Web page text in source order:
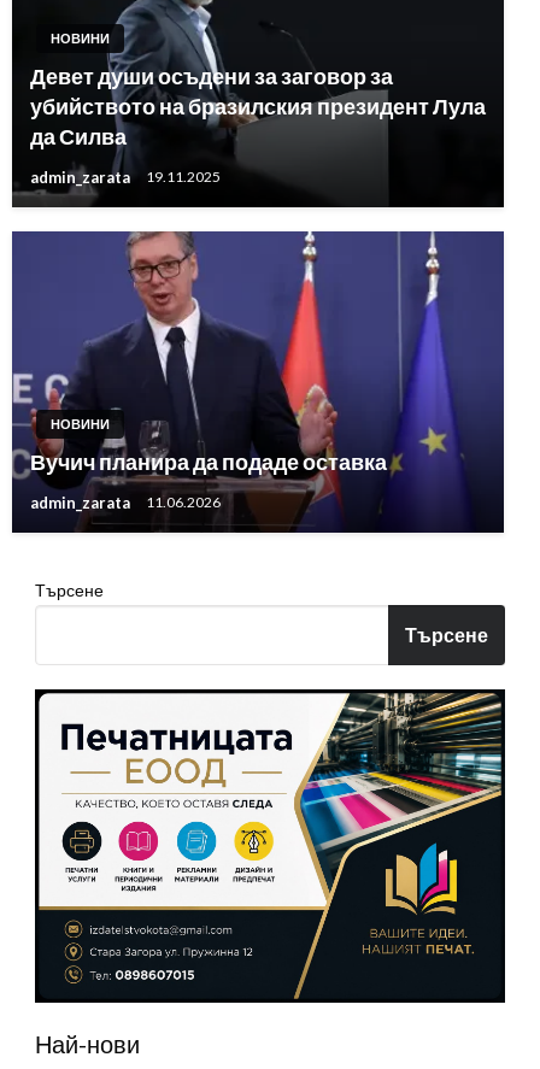
НОВИНИ
Девет души осъдени за заговор за
убийството на бразилския президент Лула
да Силва
admin_zarata 19.11.2025
НОВИНИ
Вучич планира да подаде оставка
admin_zarata 11.06.2026
Търсене
Търсене
Най-нови